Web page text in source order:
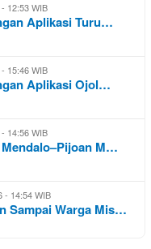
12:53 WIB
Aplikasi Turu…
15:46 WIB
Aplikasi Ojol…
14:56 WIB
M…
- 14:54 WIB
Sampai Warga Mis…